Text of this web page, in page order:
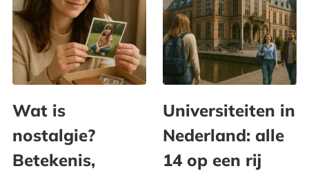
Wat is
nostalgie?
Betekenis,
Universiteiten in
Nederland: alle
14 op een rij